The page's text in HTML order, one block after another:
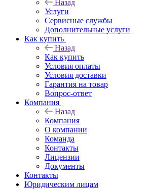
Назад
Услуги
Сервисные службы
Дополнительные услуги
Как купить
Назад
Как купить
Условия оплаты
Условия доставки
Гарантия на товар
Вопрос-ответ
Компания
Назад
Компания
О компании
Команда
Контакты
Лицензии
Документы
Контакты
Юридическим лицам